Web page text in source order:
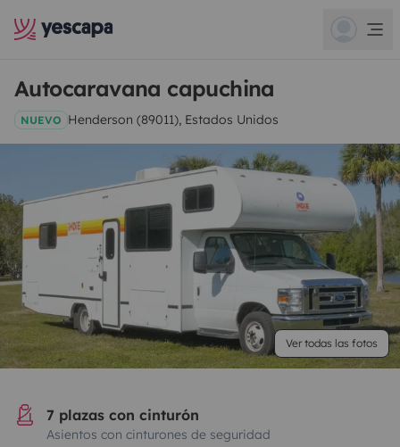
Autocaravana capuchina
NUEVO Henderson (89011), Estados Unidos
Ver todas las fotos
7 plazas con cinturón
Asientos con cinturones de seguridad